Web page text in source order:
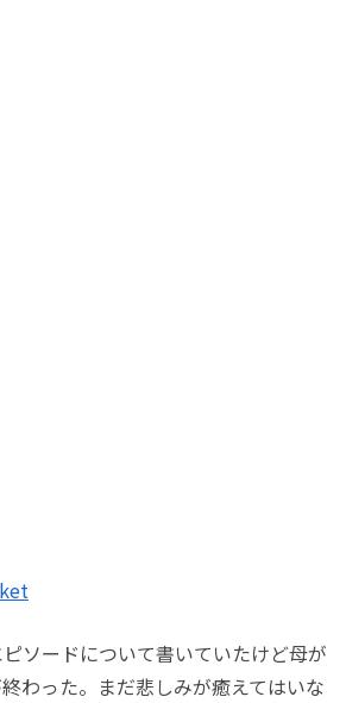
ソードについて書いていたけど母が
わった。まだ悲しみが癒えてはいな